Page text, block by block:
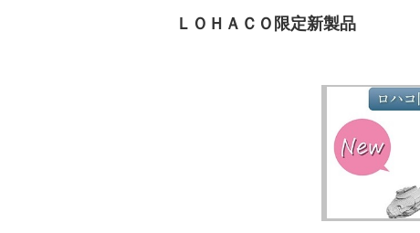
ＬＯＨＡＣＯ限定新製品